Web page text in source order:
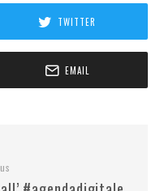
TWITTER
EMAIL